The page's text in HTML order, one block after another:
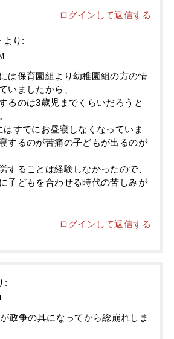
ログインして返信する
より:
は保育園組より幼稚園組の方の情
いましたから、
るのは3歳児までくらいだろうと
はすでにお昼寝しなくなっていま
するのが苦痛の子どもが出るのが
することは経験しなかったので、
子どもを合わせる時代の苦しみが
ログインして返信する
:
政争の具になってから総崩れしま